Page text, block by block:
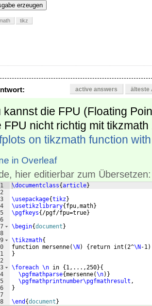
erzeugen
tikz
active answers älteste
kannst die FPU (Floating
FPU nicht richtig mit
on tikzmath function
in Overleaf
hier editierbar zum Übersetzen:
1
2
3
4
5
6
7
8
9
\documentclass{article}
\usepackage{tikz}
\usetikzlibrary{ fpu,math}
\pgfkeys{ /pgf/fpu=true}
\begin{document }
\tikzmath{
function mersenne(\N ) { return int (2^\N -1)
}
\foreach \n in { 1,...,250}{
\pgfmathparse{mersenne(\n)}
\pgfmathprintnumber\pgfmathresult ,
}
\end {document }